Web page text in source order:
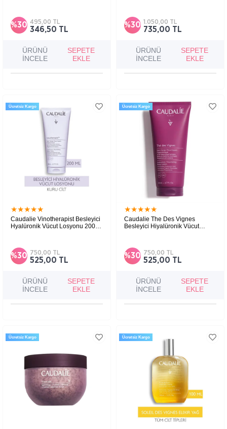
%30
346,50 TL
495,00 TL
ÜRÜNÜ
İNCELE
SEPETE
EKLE
%30
735,00 TL
1.050,00 TL
ÜRÜNÜ
İNCELE
SEPETE
EKLE
★★★★★
Caudalie Vinotherapist Besleyici
Hyalüronik Vücut Losyonu 200
%30
525,00 TL
750,00 TL
Ücretsiz Kargo
ÜRÜNÜ
İNCELE
SEPETE
EKLE
★★★★★
Caudalie The Des Vignes
Besleyici Hiyalüronik Vücut
%30
525,00 TL
750,00 TL
Ücretsiz Kargo
ÜRÜNÜ
İNCELE
SEPETE
EKLE
Ücretsiz Kargo Ücretsiz Kargo